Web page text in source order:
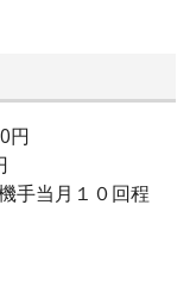
円
手当月１０回程